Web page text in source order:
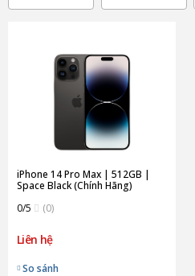
iPhone 14 Pro Max | 512GB |
Space Black (Chính Hãng)
0/5
(0)
Liên hệ
So sánh